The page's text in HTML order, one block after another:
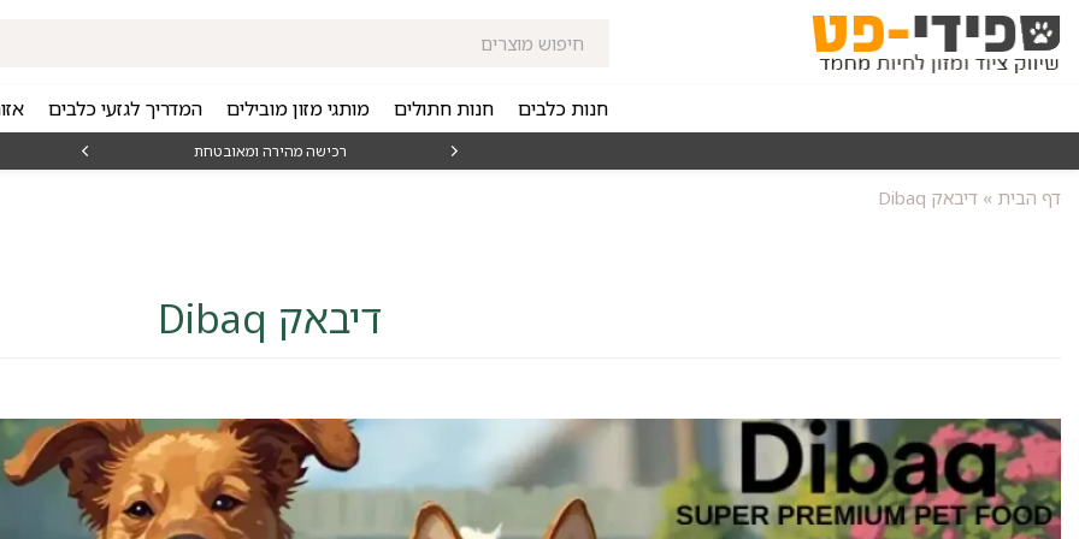
חנות כלבים חנות חתולים מותגי מזון מובילים המדריך לגזעי כלבים
מאז 1998
דף הבית » דיבאק Dibaq
דיבאק Dibaq